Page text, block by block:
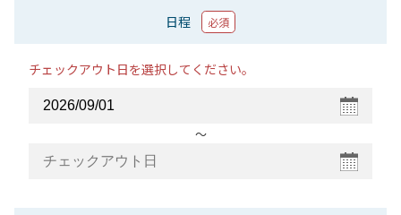
日程 必須
チェックアウト日を選択してください。
〜